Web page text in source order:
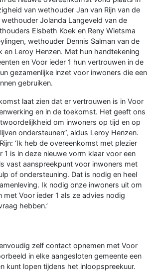
van wethouder Jan van Rijn van de
Jolanda Langeveld van de
Elsbeth Koek en Reny Wietsma
wethouder Dennis Salman van de
en Leroy Henzen. Met hun handtekening
en Voor ieder 1 hun vertrouwen in de
gezamenlijke inzet voor inwoners die een
gebruiken.
laat zien dat er vertrouwen is in Voor
en in de toekomst. Het geeft ons
om inwoners op tijd en op
ondersteunen”, aldus Leroy Henzen.
‘Ik heb de overeenkomst met plezier
1 is in deze nieuwe vorm klaar voor een
vast aanspreekpunt voor inwoners met
of ondersteuning. Dat is nodig en heel
Ik nodig onze inwoners uit om
met Voor ieder 1 als ze advies nodig
hebben.’
zelf contact opnemen met Voor
in elke aangesloten gemeente een
kunt lopen tijdens het inloopspreekuur.